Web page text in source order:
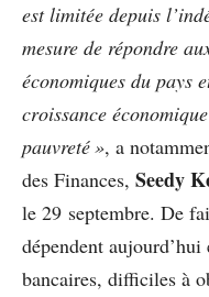
est limitée depuis
mesure de répondre
économiques du pays
croissance
pauvreté », a
des Finances, Seedy
le 29 septembre. De
dépendent
bancaires, difficiles à